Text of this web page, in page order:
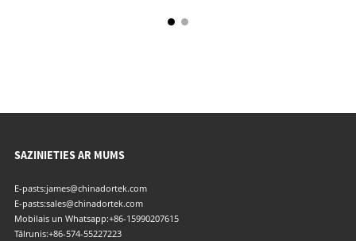
SAZINIETIES AR MUMS
E-pasts:james@chinadortek.com
E-pasts:sales@chinadortek.com
Mobilais un Whatsapp:+86-15990207615
Tālrunis:+86-574-55227223